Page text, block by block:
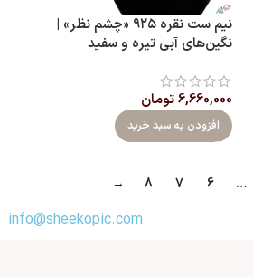
نیم ست نقره ۹۲۵ «چشم نظر» |
نگین‌های آبی تیره و سفید
6,660,000تومان
افزودن به سبد خرید
…
6
7
8
→
info@sheekopic.com